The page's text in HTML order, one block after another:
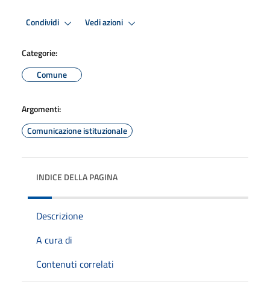
Condividi Vedi azioni
Categorie:
Comune
Argomenti:
Comunicazione istituzionale
INDICE DELLA PAGINA
Descrizione
A cura di
Contenuti correlati